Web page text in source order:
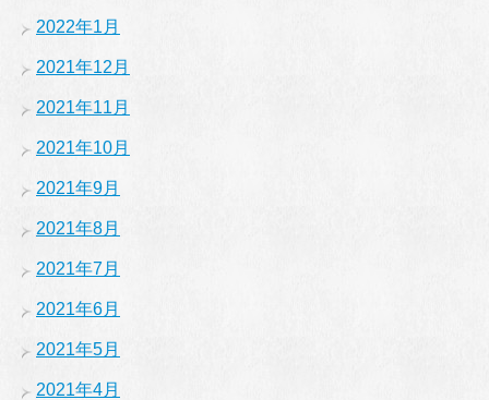
2022年1月
2021年12月
2021年11月
2021年10月
2021年9月
2021年8月
2021年7月
2021年6月
2021年5月
2021年4月